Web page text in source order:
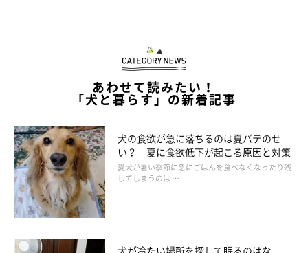
あわせて読みたい！
「犬と暮らす」の新着記事
犬の食欲が急に落ちるのは夏バテのせ
い？ 夏に食欲低下が起こる原因と対策
愛犬が暑い季節に急にごはんを食べなくなったり残
してしまうのは …
犬が冷たい場所を探して眠るのはな